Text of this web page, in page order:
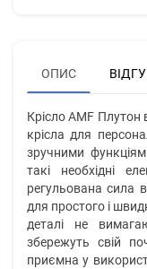
ОПИС
Крісло AMF Плутон
крісла для
зручними
такі необхідні
регульована сила
для простого і
деталі не
збережуть свій
приємна у